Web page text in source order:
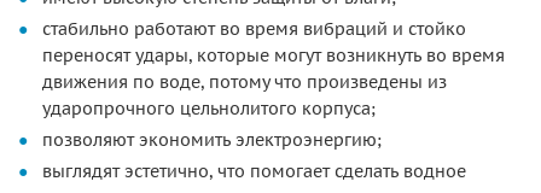
стабильно работают во время вибраций и стойко
переносят удары, которые могут возникнуть во время
движения по воде, потому что произведены из
ударопрочного цельнолитого корпуса;
позволяют экономить электроэнергию;
выглядят эстетично, что помогает сделать водное